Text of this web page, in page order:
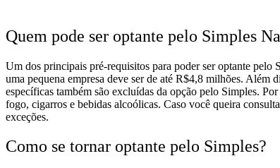
Quem pode ser optante pelo Simples
Um dos principais pré-requisitos para poder ser optante pelo
uma pequena empresa deve ser de até R$4,8 milhões. Além
específicas também são excluídas da opção pelo Simples.
fogo, cigarros e bebidas alcoólicas. Caso você queira
exceções.
Como se tornar optante pelo Simples?